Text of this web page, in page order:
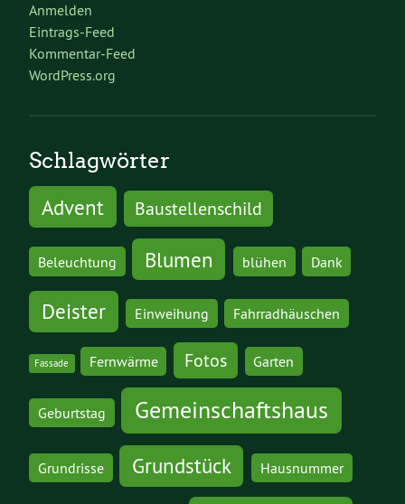
Anmelden
Eintrags-Feed
Kommentar-Feed
WordPress.org
Schlagwörter
Advent
Baustellenschild
Beleuchtung Blumen blühen Dank
Deister Einweihung Fahrradhäuschen
Fassade Fernwärme Fotos Garten
Geburtstag Gemeinschaftshaus
Grundrisse Grundstück Hausnummer